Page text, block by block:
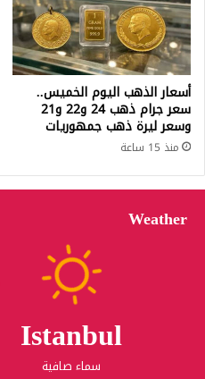
أسعار الذهب اليوم الخميس..
سعر جرام ذهب 24 و22 و21
وسعر ليرة ذهب جمهوريات
منذ 15 ساعة
Weather
Istanbul
سماء صافية